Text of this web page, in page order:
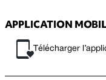
APPLICATION
Télécharger